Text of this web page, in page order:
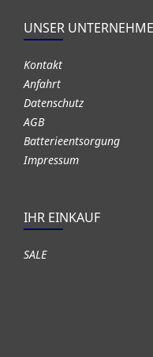
UNSER
Kontakt
Anfahrt
Datenschutz
AGB
Batterieentsorgung
Impressum
IHR EINKAUF
SALE